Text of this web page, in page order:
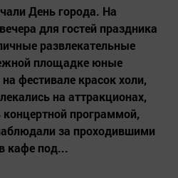
День города. На
для гостей праздника
развлекательные
площадке юные
фестивале красок холи,
на аттракционах,
программой,
за проходившими
кафе под...